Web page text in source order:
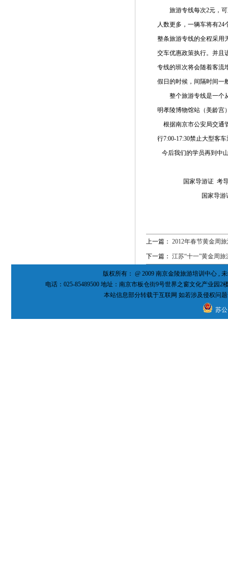
旅游专线每次2元，可
人数更多，一辆车将有
整条旅游专线的全程采用
交车优惠政策执行。并且
专线的班次将会随着客流
假日的时候，间隔时间一
整个旅游专线是一个从
明孝陵博物馆站（美龄
根据南京市公安局交通
行7:00-17:30禁止大型客
今后我们的学员再到中
国家导游证 考导游证
国家导游证
上一篇： 2012年春节黄金周
下一篇： 江苏“十一”黄金周
版权所有： @ 2009 南京金陵旅游培训中心 ,
电话：025-85489500 地址：南京市板仓街9号世界之窗文化产业园2
本站信息部分转载于互联网 如若涉及侵权问
苏公